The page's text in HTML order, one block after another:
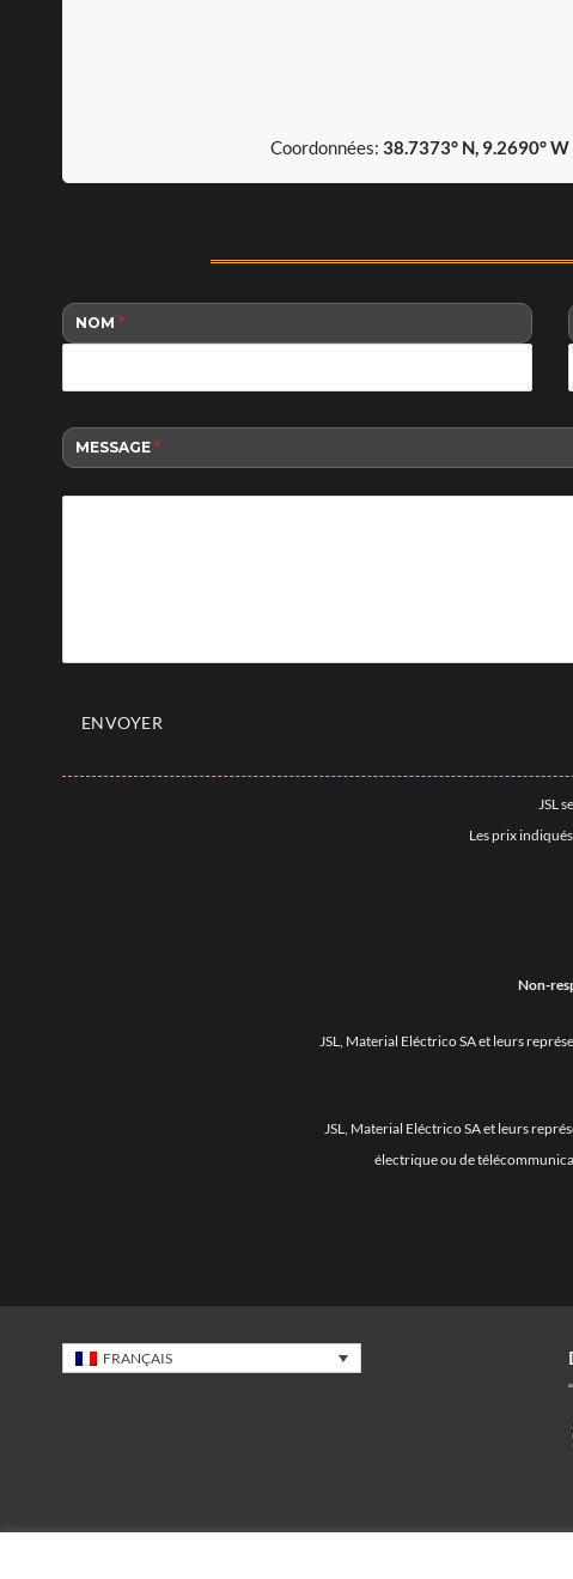
Coordonnées: 38.7373° N, 9.2690° W
NOM *
MESSAGE *
ENVOYER
JSL
Les prix
Non-
JSL, Material Eléctrico SA et leurs
JSL, Material Eléctrico SA et leurs
électrique ou de
FRANÇAIS